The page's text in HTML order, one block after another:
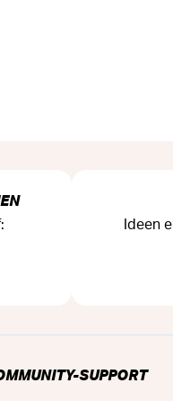
Ideen
SUPPORT